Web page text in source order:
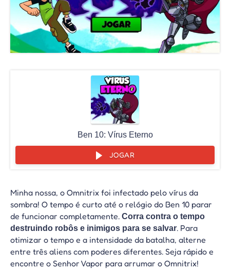
Ben 10: Vírus Eterno
JOGAR
Minha nossa, o Omnitrix foi infectado pelo vírus da
sombra! O tempo é curto até o relógio do Ben 10 parar
de funcionar completamente. Corra contra o tempo
destruindo robôs e inimigos para se salvar. Para
otimizar o tempo e a intensidade da batalha, alterne
entre três aliens com poderes diferentes. Seja rápido e
encontre o Senhor Vapor para arrumar o Omnitrix!